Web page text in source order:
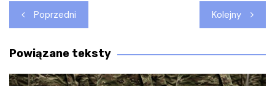
Nawigacja
wpisu
Poprzedni Kolejny
Powiązane teksty